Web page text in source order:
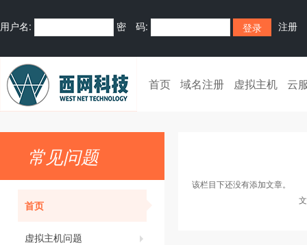
用户名: 密 码: 注册
首页 域名注册 虚拟主机 云
常见问题
首页
虚拟主机问题
该栏目下还没有添加文章。